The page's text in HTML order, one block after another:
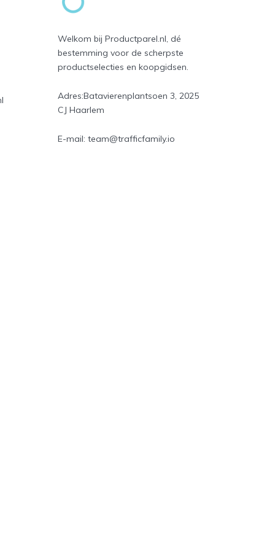
Welkom bij Productparel.nl, dé
bestemming voor de scherpste
productselecties en koopgidsen.
Adres:Batavierenplantsoen 3, 2025
CJ Haarlem
E-mail: team@trafficfamily.io